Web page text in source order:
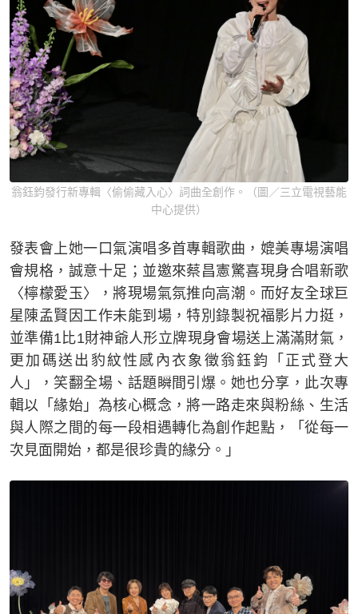
翁鈺鈞發行新專輯〈偷偷藏入心〉詞曲全創作。（圖／三立電視藝能
中心提供）
發表會上她一口氣演唱多首專輯歌曲，媲美專場演唱
會規格，誠意十足；並邀來蔡昌憲驚喜現身合唱新歌
〈檸檬愛玉〉，將現場氣氛推向高潮。而好友全球巨
星陳孟賢因工作未能到場，特別錄製祝福影片力挺，
並準備1比1財神爺人形立牌現身會場送上滿滿財氣，
更加碼送出豹紋性感內衣象徵翁鈺鈞「正式登大
人」，笑翻全場、話題瞬間引爆。她也分享，此次專
輯以「緣始」為核心概念，將一路走來與粉絲、生活
與人際之間的每一段相遇轉化為創作起點，「從每一
次見面開始，都是很珍貴的緣分。」